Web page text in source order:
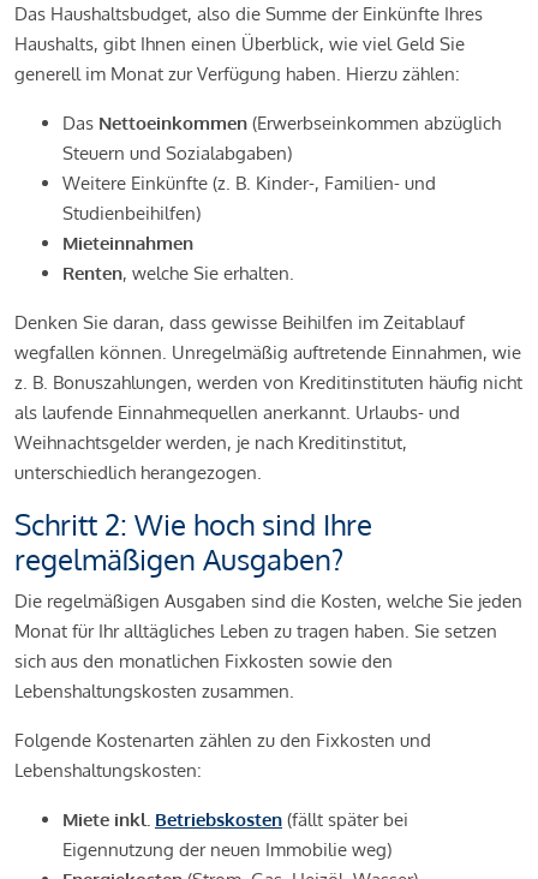
Das Haushaltsbudget, also die Summe der Einkünfte Ihres
Haushalts, gibt Ihnen einen Überblick, wie viel Geld Sie
generell im Monat zur Verfügung haben. Hierzu zählen:
Das Nettoeinkommen (Erwerbseinkommen abzüglich
Steuern und Sozialabgaben)
Weitere Einkünfte (z. B. Kinder-, Familien- und
Studienbeihilfen)
Mieteinnahmen
Renten, welche Sie erhalten.
Denken Sie daran, dass gewisse Beihilfen im Zeitablauf
wegfallen können. Unregelmäßig auftretende Einnahmen, wie
z. B. Bonuszahlungen, werden von Kreditinstituten häufig nicht
als laufende Einnahmequellen anerkannt. Urlaubs- und
Weihnachtsgelder werden, je nach Kreditinstitut,
unterschiedlich herangezogen.
Schritt 2: Wie hoch sind Ihre
regelmäßigen Ausgaben?
Die regelmäßigen Ausgaben sind die Kosten, welche Sie jeden
Monat für Ihr alltägliches Leben zu tragen haben. Sie setzen
sich aus den monatlichen Fixkosten sowie den
Lebenshaltungskosten zusammen.
Folgende Kostenarten zählen zu den Fixkosten und
Lebenshaltungskosten:
Miete inkl. Betriebskosten (fällt später bei
Eigennutzung der neuen Immobilie weg)